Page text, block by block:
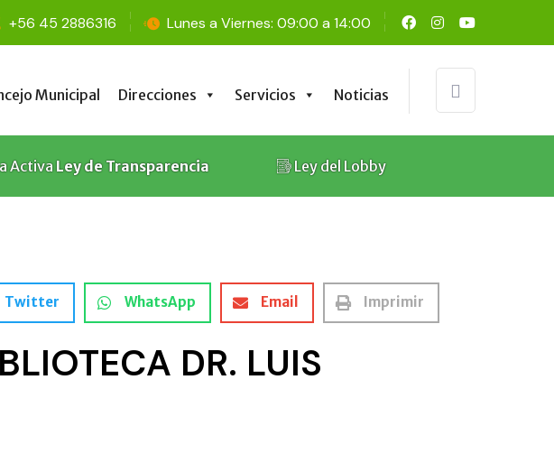
+56 45 2886316 Lunes a Viernes: 09:00 a 14:00
Municipal Direcciones Servicios Noticias
ActivaLey de Transparencia Ley del Lobby
Municipal Direcciones Servicios Noticias
Twitter WhatsApp Email Imprimir
DR. LUIS